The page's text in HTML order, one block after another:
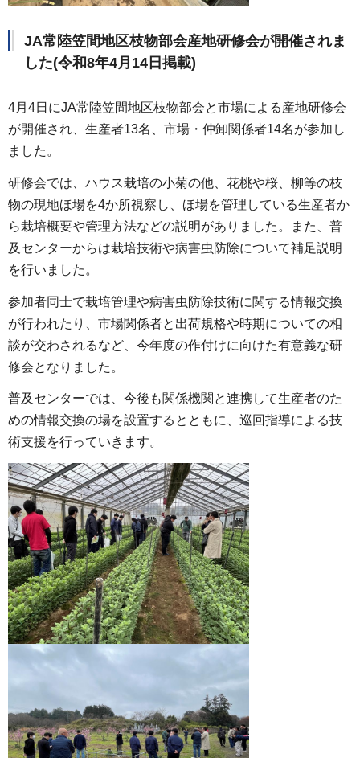
JA常陸笠間地区枝物部会産地研修会が開催されま
した(令和8年4月14日掲載)
4月4日にJA常陸笠間地区枝物部会と市場による産地研修会
が開催され、生産者13名、市場・仲卸関係者14名が参加し
ました。
研修会では、ハウス栽培の小菊の他、花桃や桜、柳等の枝
物の現地ほ場を4か所視察し、ほ場を管理している生産者か
ら栽培概要や管理方法などの説明がありました。また、普
及センターからは栽培技術や病害虫防除について補足説明
を行いました。
参加者同士で栽培管理や病害虫防除技術に関する情報交換
が行われたり、市場関係者と出荷規格や時期についての相
談が交わされるなど、今年度の作付けに向けた有意義な研
修会となりました。
普及センターでは、今後も関係機関と連携して生産者のた
めの情報交換の場を設置するとともに、巡回指導による技
術支援を行っていきます。